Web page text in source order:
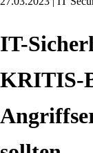
IT-
KRITIS-